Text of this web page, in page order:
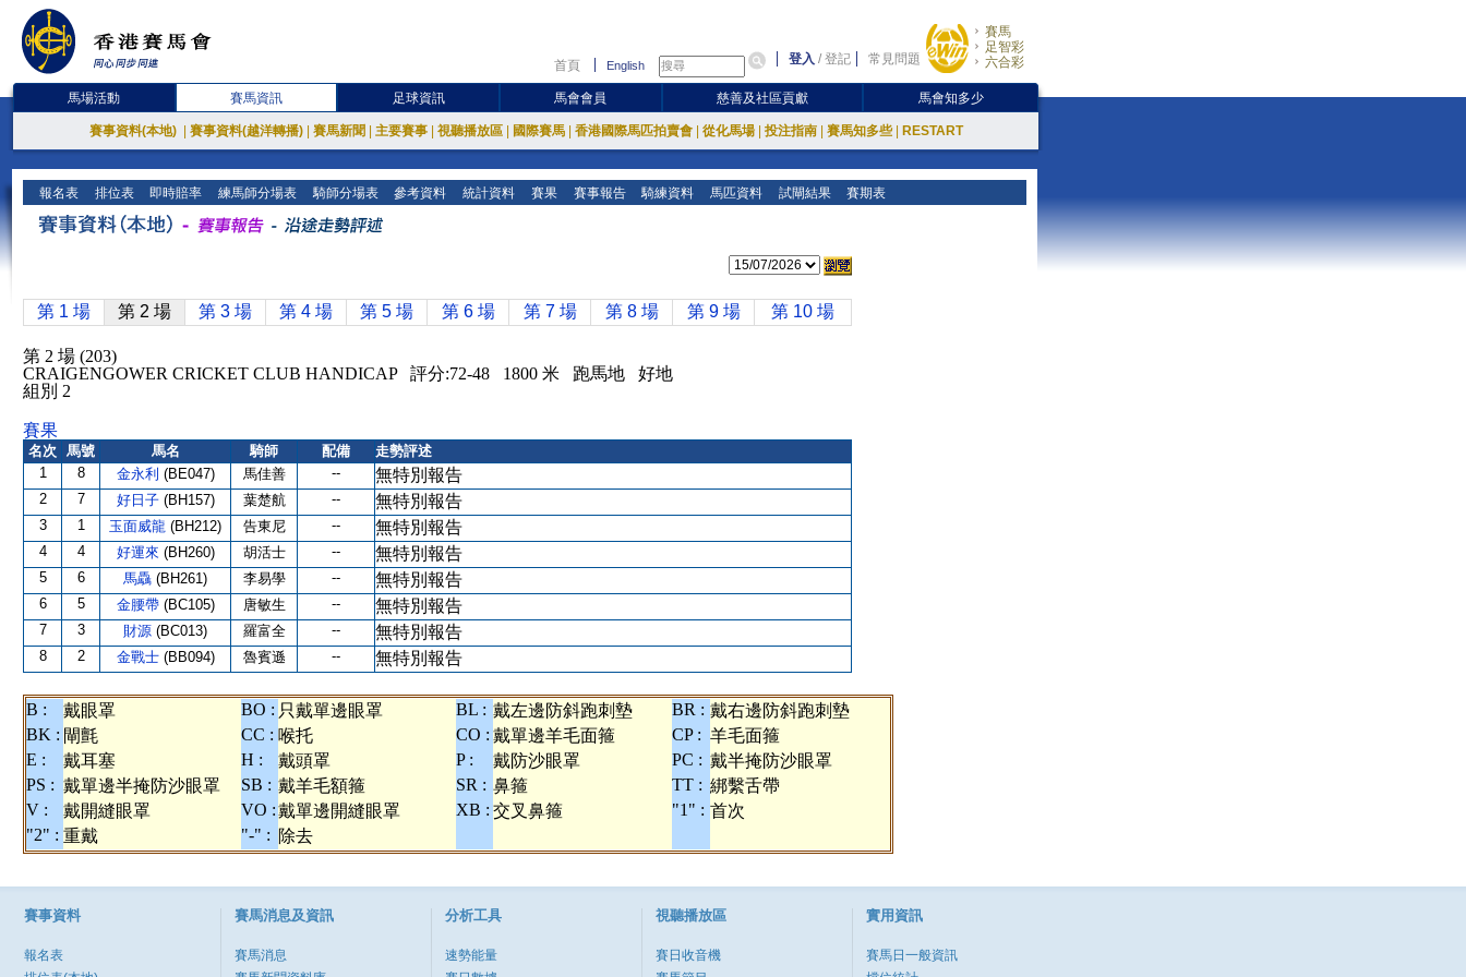
首頁 English 登入 /登記 常見問題
賽馬
足智彩
六合彩
馬場活動 賽馬資訊 足球資訊 馬會會員 慈善及社區貢獻 馬會知多少
賽事資料(本地) 賽事資料(越洋轉播) 賽馬新聞 主要賽事 視聽播放區 國際賽馬 香港國際馬匹拍賣會 從化馬場 投注指南 賽馬知多些 RESTART
報名表 排位表 即時賠率 練馬師分場表 騎師分場表 參考資料 統計資料 賽果 賽事報告 騎練資料 馬匹資料 試閘結果 賽期表
第 1 場 第 2 場 第 3 場 第 4 場 第 5 場 第 6 場 第 7 場 第 8 場 第 9 場 第 10 場
第 2 場 (203)
CRAIGENGOWER CRICKET CLUB HANDICAP 評分:72-48 1800 米 跑馬地 好地
組別 2
賽果
名次 馬號 馬名 騎師 配備
走勢評述
1
8 金永利 (BE047) 馬佳善 -- 無特別報告
2 7 好日子 (BH157) 葉楚航 -- 無特別報告
3 1 玉面威龍 (BH212) 告東尼 -- 無特別報告
4 4 好運來 (BH260) 胡活士 -- 無特別報告
5 6 馬驫 (BH261) 李易學 -- 無特別報告
6 5 金腰帶 (BC105) 唐敏生 -- 無特別報告
7 3 財源 (BC013) 羅富全 -- 無特別報告
8 2 金戰士 (BB094) 魯賓遜 -- 無特別報告
B : 戴眼罩 BO : 只戴單邊眼罩 BL : 戴左邊防斜跑刺墊 BR : 戴右邊防斜跑刺墊
BK : 閘氈 CC : 喉托 CO : 戴單邊羊毛面箍 CP : 羊毛面箍
E :
戴耳塞 H : 戴頭罩 P : 戴防沙眼罩 PC : 戴半掩防沙眼罩
PS : 戴單邊半掩防沙眼罩 SB : 戴羊毛額箍 SR : 鼻箍 TT : 綁繫舌帶
V :
戴開縫眼罩 VO :戴單邊開縫眼罩 XB : 交叉鼻箍 "1" : 首次
"2" : 重戴 "-" : 除去
賽事資料
報名表
賽馬消息及資訊
賽馬消息
分析工具
速勢能量
視聽播放區
賽日收音機
實用資訊
賽馬日一般資訊